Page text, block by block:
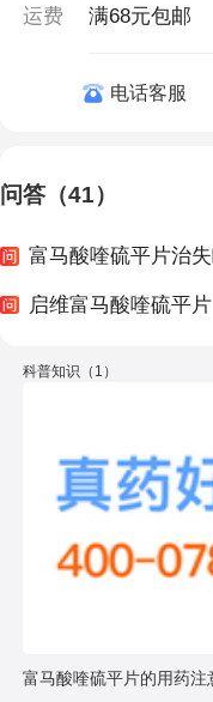
运费 满68元包邮
电话客服
问答（41）
富马酸喹硫平片治
启维富马酸喹硫平片
科普知识（1）
富马酸喹硫平片的用药注